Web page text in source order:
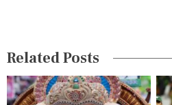
o
n
Related Posts